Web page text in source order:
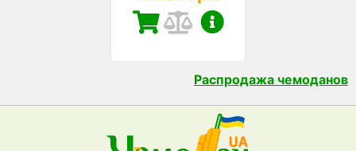
Распродажа чемоданов